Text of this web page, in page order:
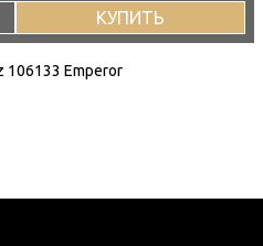
КУПИТЬ
106133 Emperor